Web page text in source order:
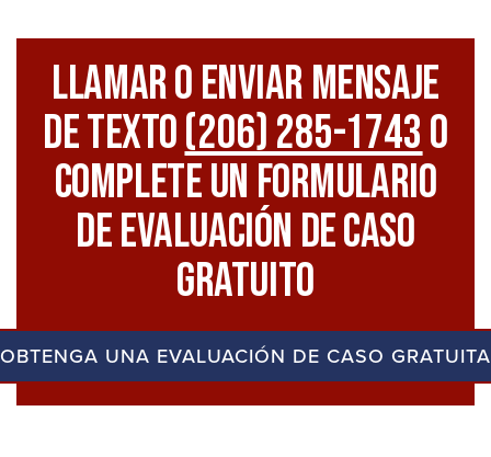
Llamar O Enviar Mensaje
De Texto(206) 285-1743O
Complete Un Formulario
De Evaluación De Caso
Gratuito
OBTENGA UNA EVALUACIÓN DE CASO GRATUITA